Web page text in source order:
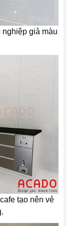
giả màu
tạo nên vẻ